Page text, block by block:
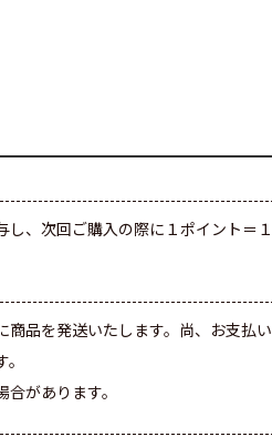
し、次回ご購入の際に１ポイント＝１
品を発送いたします。尚、お支払い
があります。